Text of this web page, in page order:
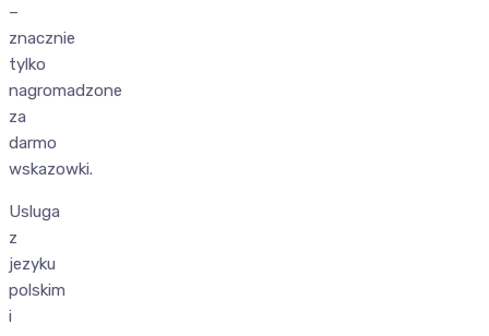
–
znacznie
tylko
nagromadzone
za
darmo
wskazowki.
Usluga
z
jezyku
polskim
i